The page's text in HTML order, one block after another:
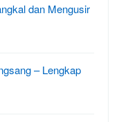
dan Mengusir
– Lengkap